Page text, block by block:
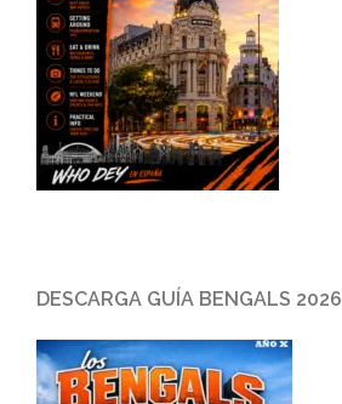
DESCARGA GUÍA BENGALS 2026